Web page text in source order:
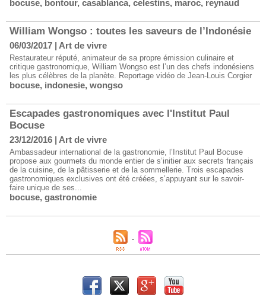
bocuse, bontour, casablanca, celestins, maroc, reynaud
William Wongso : toutes les saveurs de l’Indonésie
06/03/2017 | Art de vivre
Restaurateur réputé, animateur de sa propre émission culinaire et
critique gastronomique, William Wongso est l’un des chefs indonésiens
les plus célèbres de la planète. Reportage vidéo de Jean-Louis Corgier
bocuse, indonesie, wongso
Escapades gastronomiques avec l'Institut Paul
Bocuse
23/12/2016 | Art de vivre
Ambassadeur international de la gastronomie, l’Institut Paul Bocuse
propose aux gourmets du monde entier de s’initier aux secrets français
de la cuisine, de la pâtisserie et de la sommellerie. Trois escapades
gastronomiques exclusives ont été créées, s’appuyant sur le savoir-
faire unique de ses...
bocuse, gastronomie